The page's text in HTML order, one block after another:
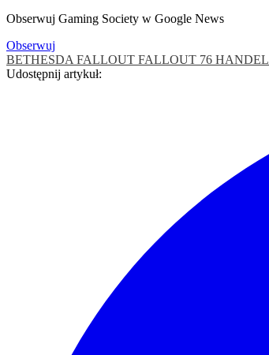
Obserwuj Gaming Society w Google News
Obserwuj
BETHESDA FALLOUT FALLOUT 76 HANDEL
Udostępnij artykuł: